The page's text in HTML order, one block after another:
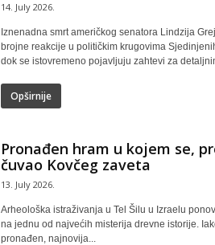
14. July 2026.
Iznenadna smrt američkog senatora Lindzija
brojne reakcije u političkim krugovima
dok se istovremeno pojavljuju zahtevi za
Opširnije
Pronađen hram u kojem se,
čuvao Kovčeg zaveta
13. July 2026.
Arheološka istraživanja u Tel Šilu u Izraelu
na jednu od najvećih misterija drevne istorije.
pronađen, najnovija...